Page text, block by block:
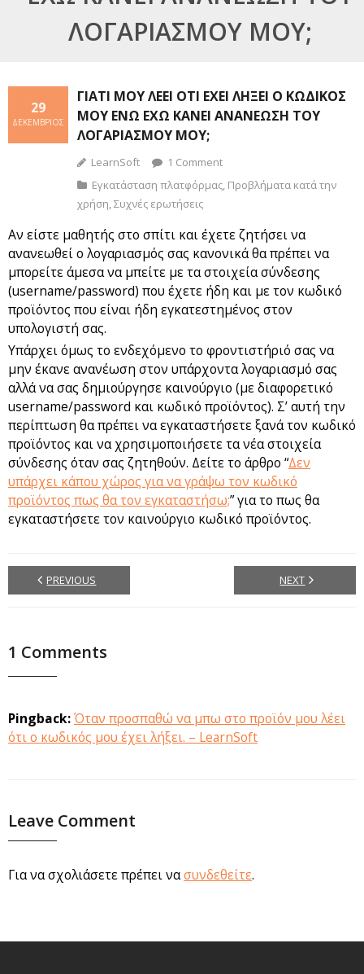
ΛΟΓΑΡΙΑΣΜΟΎ ΜΟΥ;
ΓΙΑΤΊ ΜΟΥ ΛΈΕΙ ΌΤΙ ΈΧΕΙ ΛΉΞΕΙ Ο ΚΩΔΙΚΌΣ
ΜΟΥ ΕΝΏ ΈΧΩ ΚΆΝΕΙ ΑΝΑΝΈΩΣΗ ΤΟΥ
ΛΟΓΑΡΙΑΣΜΟΎ ΜΟΥ;
29
ΔΕΚΈΜΒΡΙΟΣ
LearnSoft 1 Comment
Εγκατάσταση πλατφόρμας, Προβλήματα κατά την
χρήση,Συχνές ερωτήσεις
Αν είστε μαθητής στο σπίτι και έχετε ζητήσει να
ανανεωθεί ο λογαριασμός σας κανονικά θα πρέπει να
μπορείτε άμεσα να μπείτε με τα στοιχεία σύνδεσης
(username/password) που έχετε ήδη και με τον κωδικό
προϊόντος που είναι ήδη εγκατεστημένος στον
υπολογιστή σας.
Υπάρχει όμως το ενδεχόμενο το φροντιστήριό σας να
μην έκανε ανανέωση στον υπάρχοντα λογαριασμό σας
αλλά να σας δημιούργησε καινούργιο (με διαφορετικό
username/password και κωδικό προϊόντος). Σ’ αυτή την
περίπτωση θα πρέπει να εγκαταστήσετε ξανά τον κωδικό
προϊόντος και να χρησιμοποιήσετε τα νέα στοιχεία
σύνδεσης όταν σας ζητηθούν. Δείτε το άρθρο “Δεν
υπάρχει κάπου χώρος για να γράψω τον κωδικό
προϊόντος πως θα τον εγκαταστήσω;” για το πως θα
εγκαταστήσετε τον καινούργιο κωδικό προϊόντος.
PREVIOUS NEXT
1 Comments
Pingback:Όταν προσπαθώ να μπω στο προϊόν μου λέει
ότι ο κωδικός μου έχει λήξει. – LearnSoft
Leave Comment
Για να σχολιάσετε πρέπει νασυνδεθείτε.